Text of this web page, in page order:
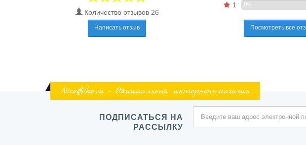
Количество отзывов 26
Написать отзыв
1 0%
Посмотреть все
NiceBike.ru - Официальный интернет-магазин
ПОДПИСАТЬСЯ НА
РАССЫЛКУ